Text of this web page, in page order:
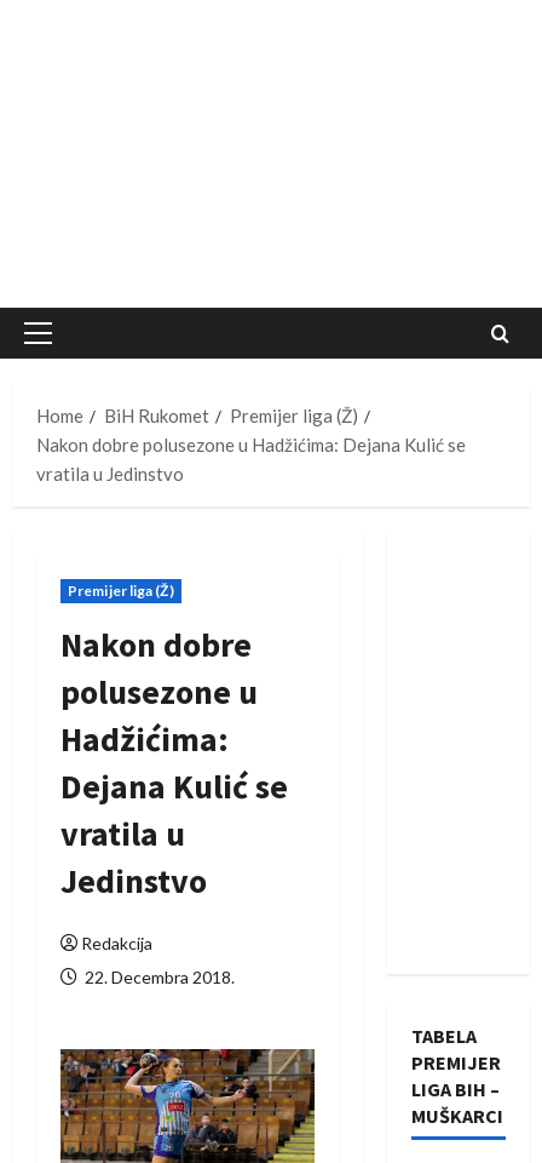
Primary
Home
BiH Rukomet
Premijer liga (Ž)
Nakon dobre polusezone u Hadžićima: Dejana Kulić se
vratila u Jedinstvo
Premijer liga (Ž)
Nakon dobre
polusezone u
Hadžićima:
Dejana Kulić se
vratila u
Jedinstvo
Redakcija
22. Decembra 2018.
TABELA
PREMIJER
LIGA BIH –
MUŠKARCI